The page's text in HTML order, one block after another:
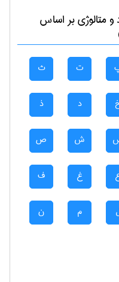
متالوژیبر اساس
ت ث
د ذ
ش ص
غ ف
م ن